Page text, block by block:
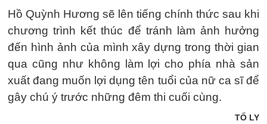
Hồ Quỳnh Hương sẽ lên tiếng chính thức sau khi
chương trình kết thúc để tránh làm ảnh hưởng
đến hình ảnh của mình xây dựng trong thời gian
qua cũng như không làm lợi cho phía nhà sản
xuất đang muốn lợi dụng tên tuổi của nữ ca sĩ để
gây chú ý trước những đêm thi cuối cùng.
TỐ LY